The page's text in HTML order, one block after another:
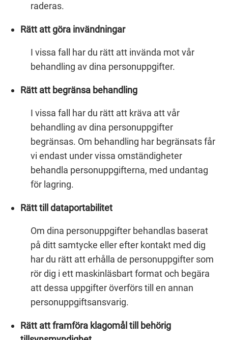
raderas.
Rätt att göra invändningar
I vissa fall har du rätt att invända mot vår
behandling av dina personuppgifter.
Rätt att begränsa behandling
I vissa fall har du rätt att kräva att vår
behandling av dina personuppgifter
begränsas. Om behandling har begränsats får
vi endast under vissa omständigheter
behandla personuppgifterna, med undantag
för lagring.
Rätt till dataportabilitet
Om dina personuppgifter behandlas baserat
på ditt samtycke eller efter kontakt med dig
har du rätt att erhålla de personuppgifter som
rör dig i ett maskinläsbart format och begära
att dessa uppgifter överförs till en annan
personuppgiftsansvarig.
Rätt att framföra klagomål till behörig